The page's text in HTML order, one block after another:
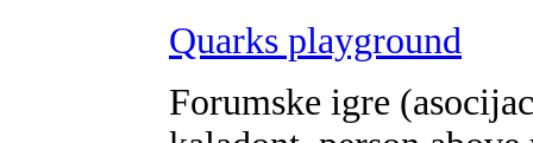
Quarks playground
Forumske igre